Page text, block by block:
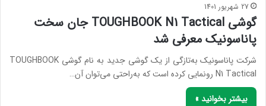
27 شهریور 1401
گوشی TOUGHBOOK N1 Tactical جان سخت
پاناسونیک معرفی شد
شرکت پاناسونیک به‌تازگی از یک گوشی جدید به نام گوشی TOUGHBOOK
N1 Tactical رونمایی کرده است که به‌راحتی می‌توان آن…
بیشتر بخوانید »